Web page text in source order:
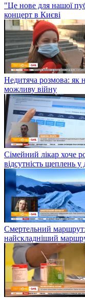
"Це нове для нашої
концерт в Києві
Недитяча розмова: як
можливу війну
Сімейний лікар хоче
відсутність щеплень
Смертельний
найскладніший